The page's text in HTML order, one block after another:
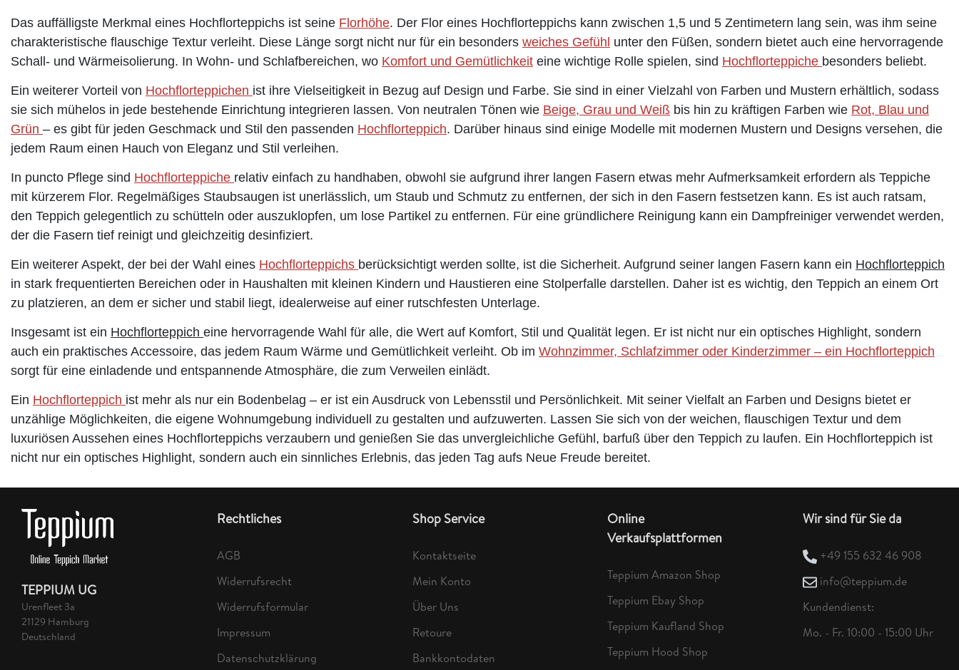
Das auffälligste Merkmal eines Hochflorteppichs ist seine Florhöhe. Der Flor eines Hochflorteppichs kann zwischen 1,5 und 5 Zentimetern lang sein, was ihm seine
charakteristische flauschige Textur verleiht. Diese Länge sorgt nicht nur für ein besonders weiches Gefühl unter den Füßen, sondern bietet auch eine hervorragende
Schall- und Wärmeisolierung. In Wohn- und Schlafbereichen, wo Komfort und Gemütlichkeit eine wichtige Rolle spielen, sind Hochflorteppiche besonders beliebt.
Ein weiterer Vorteil von Hochflorteppichen ist ihre Vielseitigkeit in Bezug auf Design und Farbe. Sie sind in einer Vielzahl von Farben und Mustern erhältlich, sodass
sie sich mühelos in jede bestehende Einrichtung integrieren lassen. Von neutralen Tönen wie Beige, Grau und Weiß bis hin zu kräftigen Farben wie Rot, Blau und
Grün – es gibt für jeden Geschmack und Stil den passenden Hochflorteppich. Darüber hinaus sind einige Modelle mit modernen Mustern und Designs versehen, die
jedem Raum einen Hauch von Eleganz und Stil verleihen.
In puncto Pflege sind Hochflorteppiche relativ einfach zu handhaben, obwohl sie aufgrund ihrer langen Fasern etwas mehr Aufmerksamkeit erfordern als Teppiche
mit kürzerem Flor. Regelmäßiges Staubsaugen ist unerlässlich, um Staub und Schmutz zu entfernen, der sich in den Fasern festsetzen kann. Es ist auch ratsam,
den Teppich gelegentlich zu schütteln oder auszuklopfen, um lose Partikel zu entfernen. Für eine gründlichere Reinigung kann ein Dampfreiniger verwendet werden,
der die Fasern tief reinigt und gleichzeitig desinfiziert.
Ein weiterer Aspekt, der bei der Wahl eines Hochflorteppichs berücksichtigt werden sollte, ist die Sicherheit. Aufgrund seiner langen Fasern kann ein Hochflorteppich
in stark frequentierten Bereichen oder in Haushalten mit kleinen Kindern und Haustieren eine Stolperfalle darstellen. Daher ist es wichtig, den Teppich an einem Ort
zu platzieren, an dem er sicher und stabil liegt, idealerweise auf einer rutschfesten Unterlage.
Insgesamt ist ein Hochflorteppich eine hervorragende Wahl für alle, die Wert auf Komfort, Stil und Qualität legen. Er ist nicht nur ein optisches Highlight, sondern
auch ein praktisches Accessoire, das jedem Raum Wärme und Gemütlichkeit verleiht. Ob im Wohnzimmer, Schlafzimmer oder Kinderzimmer – ein Hochflorteppich
sorgt für eine einladende und entspannende Atmosphäre, die zum Verweilen einlädt.
Ein Hochflorteppich ist mehr als nur ein Bodenbelag – er ist ein Ausdruck von Lebensstil und Persönlichkeit. Mit seiner Vielfalt an Farben und Designs bietet er
unzählige Möglichkeiten, die eigene Wohnumgebung individuell zu gestalten und aufzuwerten. Lassen Sie sich von der weichen, flauschigen Textur und dem
luxuriösen Aussehen eines Hochflorteppichs verzaubern und genießen Sie das unvergleichliche Gefühl, barfuß über den Teppich zu laufen. Ein Hochflorteppich ist
nicht nur ein optisches Highlight, sondern auch ein sinnliches Erlebnis, das jeden Tag aufs Neue Freude bereitet.
TEPPIUM UG
Urenfleet 3a
21129 Hamburg
Deutschland
Rechtliches
AGB
Widerrufsrecht
Widerrufsformular
Impressum
Datenschutzklärung
Shop Service
Kontaktseite
Mein Konto
Über Uns
Retoure
Bankkontodaten
Online
Verkaufsplattformen
Teppium Amazon Shop
Teppium Ebay Shop
Teppium Kaufland Shop
Teppium Hood Shop
Wir sind für Sie da
+49 155 632 46 908
info@teppium.de
Kundendienst:
Mo. - Fr. 10:00 - 15:00 Uhr